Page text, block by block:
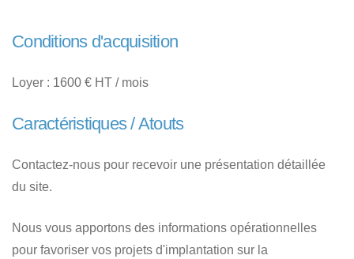
Conditions d'acquisition
Loyer : 1600 € HT / mois
Caractéristiques / Atouts
Contactez-nous pour recevoir une présentation détaillée
du site.
Nous vous apportons des informations opérationnelles
pour favoriser vos projets d'implantation sur la